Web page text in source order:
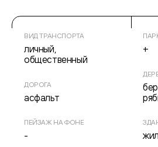
ВИД ТРАНСПОРТА
личный,
общественный
ДОРОГА
асфальт
ПЕЙЗАЖ НА ФОНЕ
-
+